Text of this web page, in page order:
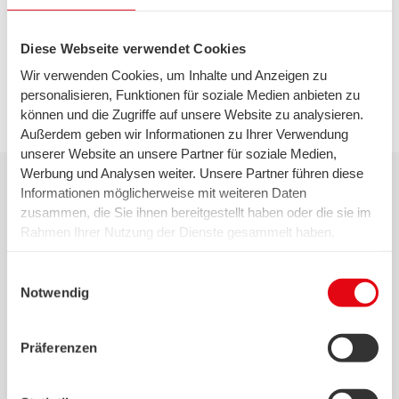
Diese Webseite verwendet Cookies
Wir verwenden Cookies, um Inhalte und Anzeigen zu
personalisieren, Funktionen für soziale Medien anbieten zu
können und die Zugriffe auf unsere Website zu analysieren.
Außerdem geben wir Informationen zu Ihrer Verwendung
unserer Website an unsere Partner für soziale Medien,
Werbung und Analysen weiter. Unsere Partner führen diese
Informationen möglicherweise mit weiteren Daten
zusammen, die Sie ihnen bereitgestellt haben oder die sie im
Rahmen Ihrer Nutzung der Dienste gesammelt haben.
existiert. Das birgt das Risiko des unbemerkten Zugriffs
durch Behörden, das Fehlen von Betroffenenrechten,
fehlende Rechtsmittel und den Kontrollverlust über Ihre
Daten.
unserer Datenschutzerklärung. Ihre Einwilligung ist freiwillig
Notwendig
Präferenzen
KiTas und Kindergärten
Mobile Schwimmschule